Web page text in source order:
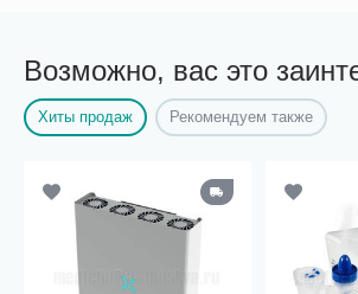
Возможно, вас это
Хиты продаж Рекомендуем также